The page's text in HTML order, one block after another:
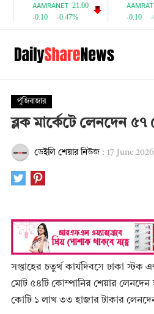
পুঁজিবাজার
ব্লক মার্কেটে লেনদেন ৫৭
ডেইলি শেয়ার নিউজ: 17 June
সপ্তাহের চতুর্থ কার্যদিবসে ঢাকা স্টক
মোট ৫৪টি কোম্পানির শেয়ার লেনদেন
কোটি ১ লাখ ৩৩ হাজার টাকার